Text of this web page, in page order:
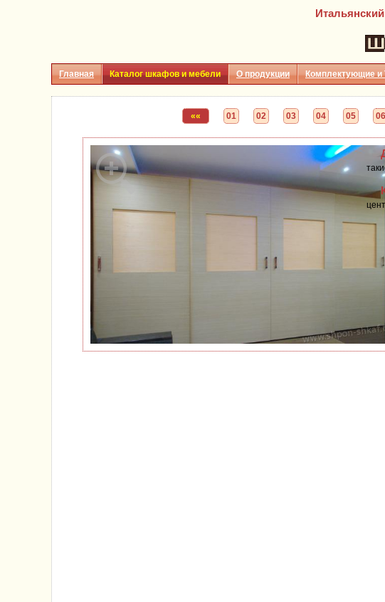
Главная Каталог шкафов и мебели О продукции Комплектующие и
«« 01 02 03 04 05 06